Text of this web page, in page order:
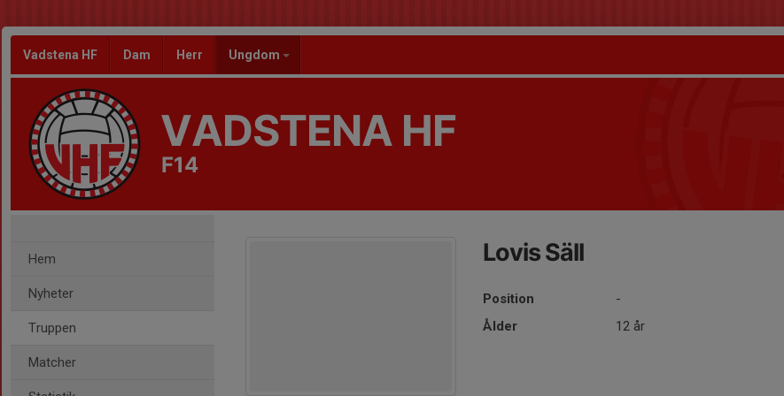
Vadstena HF Dam Herr Ungdom
VADSTENA HF
F14
Hem
Nyheter
Truppen
Matcher
Lovis Säll
Position
-
Ålder
12 år